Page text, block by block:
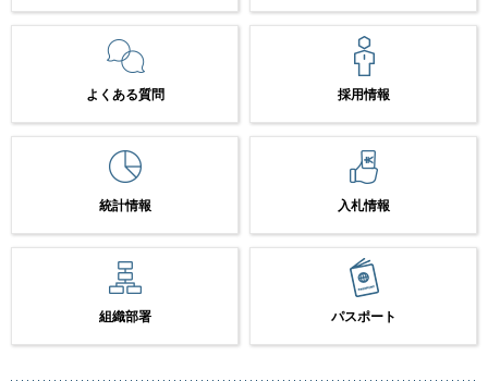
よくある質問 採用情報
統計情報 入札情報
組織部署 パスポート